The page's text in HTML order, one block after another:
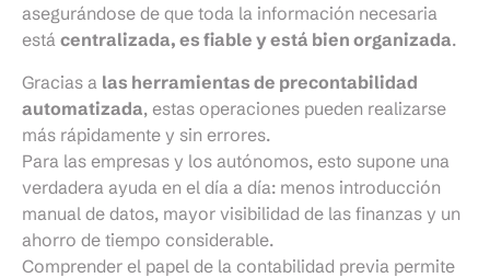
asegurándose de que toda la información necesaria
está centralizada, es fiable y está bien organizada.
Gracias a las herramientas de precontabilidad
automatizada, estas operaciones pueden realizarse
más rápidamente y sin errores.
Para las empresas y los autónomos, esto supone una
verdadera ayuda en el día a día: menos introducción
manual de datos, mayor visibilidad de las finanzas y un
ahorro de tiempo considerable.
Comprender el papel de la contabilidad previa permite